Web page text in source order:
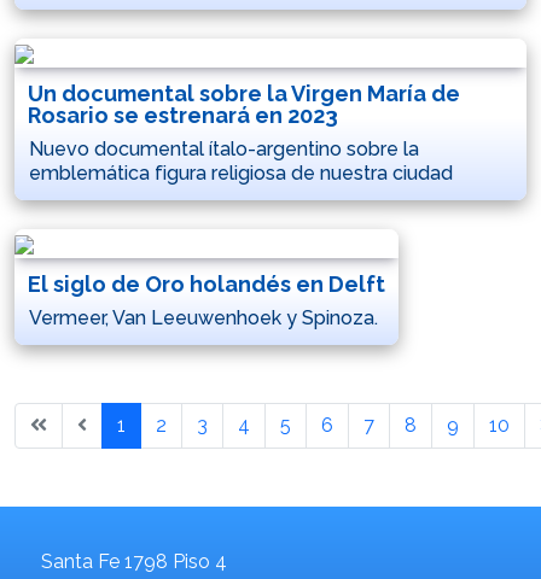
Un documental sobre la Virgen María de
Rosario se estrenará en 2023
Nuevo documental ítalo-argentino sobre la
emblemática figura religiosa de nuestra ciudad
El siglo de Oro holandés en Delft
Vermeer, Van Leeuwenhoek y Spinoza.
1 2 3 4 5 6 7 8 9 10
Santa Fe 1798 Piso 4